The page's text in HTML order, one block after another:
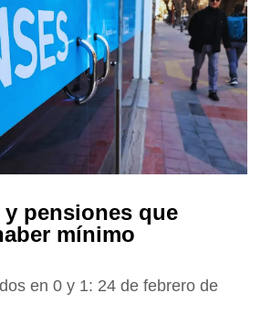
pensiones que
mínimo
en 0 y 1: 24 de febrero de